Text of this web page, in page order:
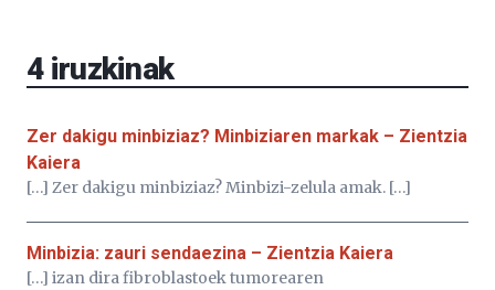
4iruzkinak
Zer dakigu minbiziaz? Minbiziaren markak – Zientzia
Kaiera
[…] Zer dakigu minbiziaz? Minbizi-zelula amak. […]
Minbizia: zauri sendaezina – Zientzia Kaiera
[…] izan dira fibroblastoek tumorearen